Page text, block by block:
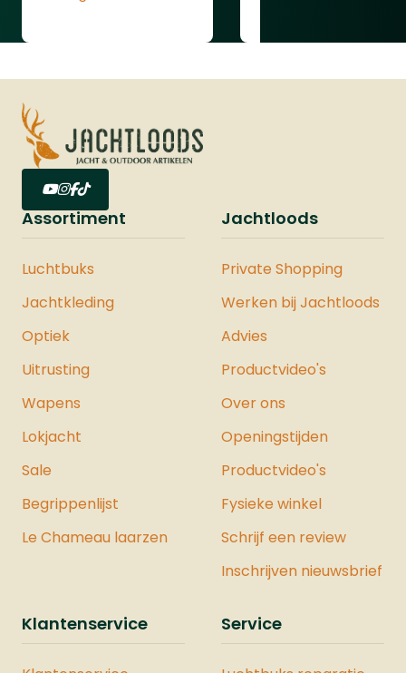
Assortiment
Luchtbuks
Jachtkleding
Optiek
Uitrusting
Wapens
Lokjacht
Sale
Begrippenlijst
Le Chameau laarzen
Jachtloods
Private Shopping
Werken bij Jachtloods
Advies
Productvideo's
Over ons
Openingstijden
Productvideo's
Fysieke winkel
Schrijf een review
Inschrijven nieuwsbrief
Klantenservice Service